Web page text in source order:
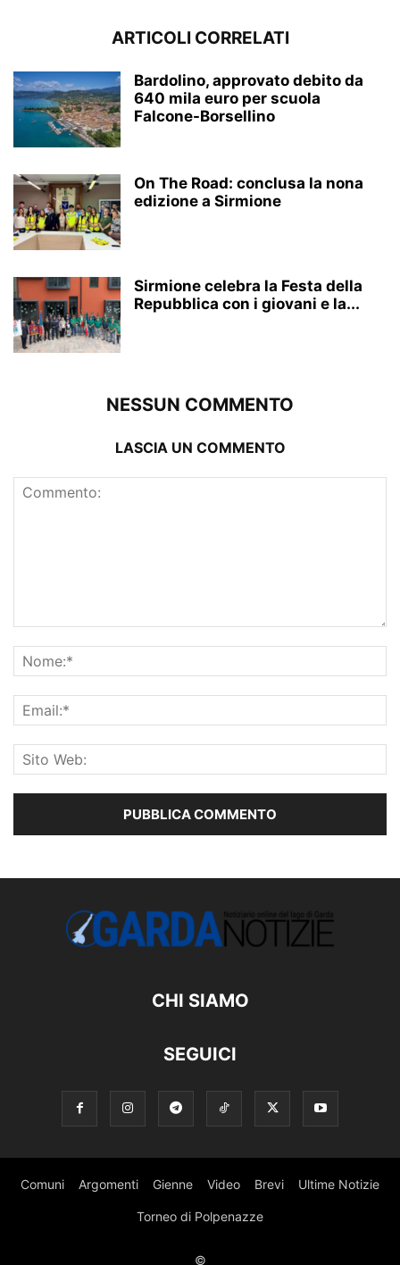
ARTICOLI CORRELATI
Bardolino, approvato debito da
640 mila euro per scuola
Falcone-Borsellino
On The Road: conclusa la nona
edizione a Sirmione
Sirmione celebra la Festa della
Repubblica con i giovani e la...
NESSUN COMMENTO
LASCIA UN COMMENTO
CHI SIAMO
SEGUICI
Comuni Argomenti Gienne Video Brevi Ultime Notizie
Torneo di Polpenazze
©